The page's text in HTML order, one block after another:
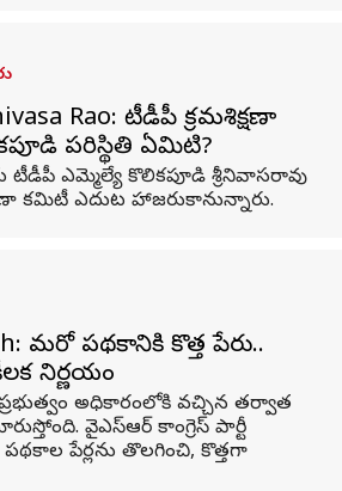
Rao: టీడీపీ క్రమశిక్షణా
పరిస్థితి ఏమిటి?
టీడీపీ ఎమ్మెల్యే కొలికపూడి శ్రీనివాసరావు
కమిటీ ఎదుట హాజరుకానున్నారు.
మరో పథకానికి కొత్త పేరు..
నిర్ణయం
అధికారంలోకి వచ్చిన తర్వాత
వైఎస్‌ఆర్‌ కాంగ్రెస్‌ పార్టీ
పేర్లను తొలగించి, కొత్తగా